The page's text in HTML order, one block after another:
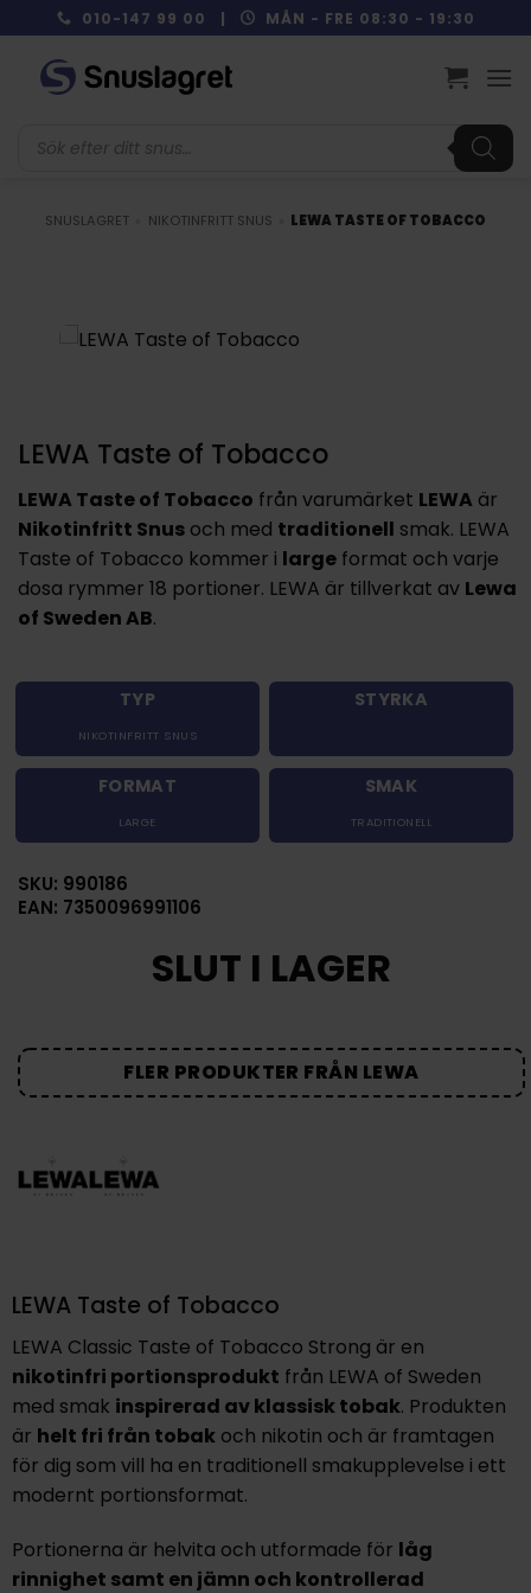
to
content
010-147 99 00 | MÅN - FRE 08:30 - 19:30
SNUSLAGRET NIKOTINFRITT SNUS LEWA TASTE OF TOBACCO
LEWA Taste of Tobacco
LEWA Taste of Tobacco från varumärket LEWA är
Nikotinfritt Snus och med traditionell smak. LEWA
Taste of Tobacco kommer i large format och varje
dosa rymmer 18 portioner. LEWA är tillverkat av Lewa
of Sweden AB.
TYP
NIKOTINFRITT SNUS
STYRKA
FORMAT
LARGE
SMAK
TRADITIONELL
SKU: 990186
EAN: 7350096991106
SLUT I LAGER
FLER PRODUKTER FRÅN LEWA
LEWA Taste of Tobacco
LEWA Classic Taste of Tobacco Strong är en
nikotinfri portionsprodukt från LEWA of Sweden
med smak inspirerad av klassisk tobak. Produkten
är helt fri från tobakoch nikotin och är framtagen
för dig som vill ha en traditionell smakupplevelse i ett
modernt portionsformat.
Portionerna är helvita och utformade för låg
rinnighet samt en jämn och kontrollerad